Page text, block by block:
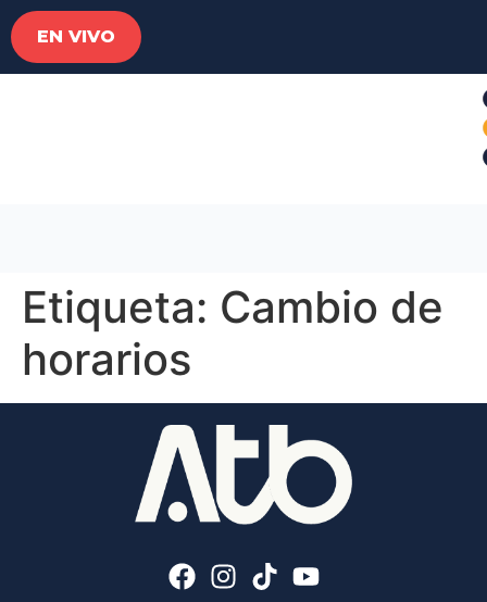
EN VIVO
Etiqueta: Cambio de
horarios